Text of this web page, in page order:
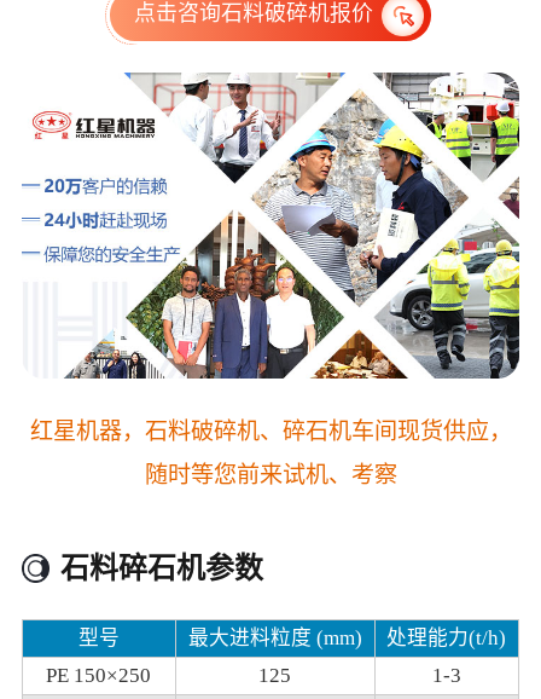
左右。主要用来处理铁矿石。配置有两台大型颚
式破碎机
点击咨询石料破碎机报价
红星机器，石料破碎机、碎石机车间现货供应，
随时等您前来试机、考察
石料碎石机参数
型号 最大进料粒度 (mm)
处理能力(t/h)
PE 150×250
125
1-3